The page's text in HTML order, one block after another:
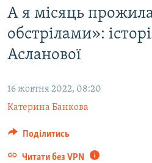
МУЛЬТИМЕДІА
ФОТО
СПЕЦПРОЄКТИ
КРИМ РЕАЛІЇ
РУС
А я місяць
обстрілами»:
Асланової
16 жовтня 2022, 08:20
Катерина Банкова
Поділитись
Читати без VPN